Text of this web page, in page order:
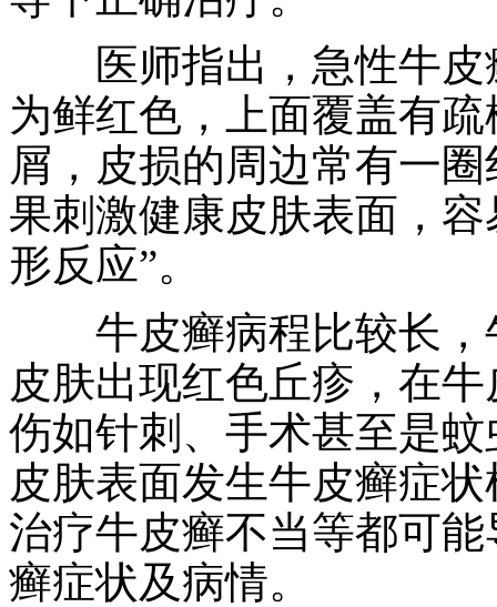
医师指出，急性牛皮
为鲜红色，上面覆盖有
屑，皮损的周边常有一
果刺激健康皮肤表面，
形反应”。
牛皮癣病程比较长，
皮肤出现红色丘疹，在
伤如针刺、手术甚至是
皮肤表面发生牛皮癣症
治疗牛皮癣不当等都可
癣症状及病情。